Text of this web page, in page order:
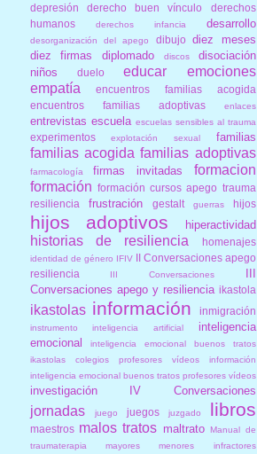
depresión derecho buen vínculo
derechos
humanos
derechos infancia desarrollo
desorganización del apego dibujo diez meses
diez firmas
diplomado discos
disociación
niños
duelo educar
emociones
empatía
encuentros familias acogida
encuentros familias adoptivas
enlaces
entrevistas escuela escuelas sensibles al trauma
experimentos explotación sexual familias
familias acogida familias adoptivas
farmacología firmas invitadas
formacion
formación formación cursos apego trauma
resiliencia
frustración gestalt guerras hijos
hijos adoptivos hiperactividad
historias de resiliencia homenajes
identidad de género IFIV II Conversaciones apego
resiliencia
III Conversaciones
III
Conversaciones apego y resiliencia ikastola
ikastolas información inmigración
instrumento inteligencia artificial
inteligencia
emocional
inteligencia emocional buenos tratos
ikastolas colegios profesores vídeos información
inteligencia emocional buenos tratos profesores vídeos
investigación IV Conversaciones
jornadas juego juegos juzgado libros
maestros malos tratos maltrato Manual de
traumaterapia
mayores menores infractores